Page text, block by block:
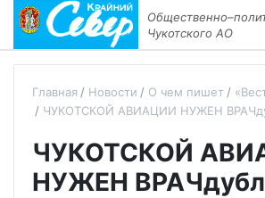
Чукотского АО
Главная Новости О чем пишет
ЧУКОТСКОЙ АВИАЦИИ НУЖЕН
ЧУКОТСКОЙ
НУЖЕН